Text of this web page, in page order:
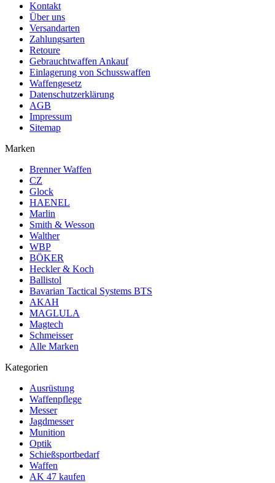
Kontakt
Über uns
Versandarten
Zahlungsarten
Retoure
Gebrauchtwaffen Ankauf
Einlagerung von Schusswaffen
Waffengesetz
Datenschutzerklärung
AGB
Impressum
Sitemap
Marken
Brenner Waffen
CZ
Glock
HAENEL
Marlin
Smith & Wesson
Walther
WBP
BÖKER
Heckler & Koch
Ballistol
Bavarian Tactical Systems BTS
AKAH
MAGLULA
Magtech
Schmeisser
Alle Marken
Kategorien
Ausrüstung
Waffenpflege
Messer
Jagdmesser
Munition
Optik
Schießsportbedarf
Waffen
AK 47 kaufen